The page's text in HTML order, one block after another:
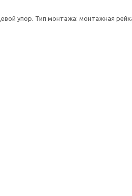
упор. Тип монтажа: монтажная